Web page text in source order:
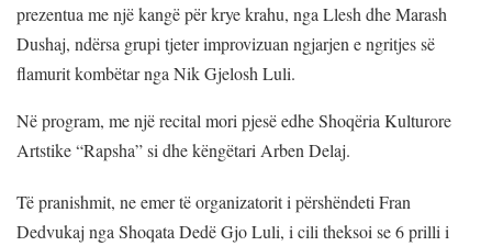
prezentua me një kangë për krye krahu, nga Llesh dhe Marash
Dushaj, ndërsa grupi tjeter improvizuan ngjarjen e ngritjes së
flamurit kombëtar nga Nik Gjelosh Luli.
Në program, me një recital mori pjesë edhe Shoqëria Kulturore
Artstike “Rapsha” si dhe këngëtari Arben Delaj.
Të pranishmit, ne emer të organizatorit i përshëndeti Fran
Dedvukaj nga Shoqata Dedë Gjo Luli, i cili theksoi se 6 prilli i